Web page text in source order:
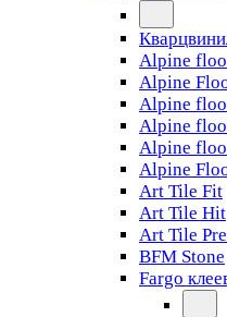
Alpine
Alpine
Alpine
Alpine
Alpine
Alpine
Art Tile Fit
Art Tile Hit
Art Tile
BFM Stone
Fargo